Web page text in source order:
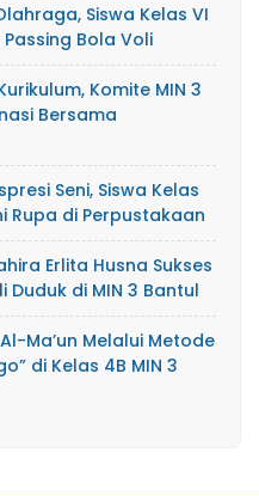
Siswa Kelas VI
Bola Voli
Komite MIN 3
Bersama
Seni, Siswa Kelas
Rupa di Perpustakaan
Erlita Husna Sukses
Duduk di MIN 3 Bantul
Ma’un Melalui Metode
di Kelas 4B MIN 3